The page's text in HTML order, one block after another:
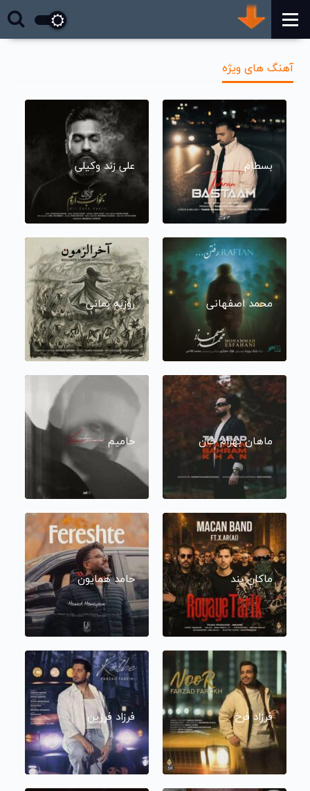
آهنگ های ویژه
بسطام علی زند وکیلی
محمد اصفهانی روزبه بمانی
ماهان بهرام خان حامیم
ماکان بند حامد همایون
فرزاد فرخ فرزاد فرزین